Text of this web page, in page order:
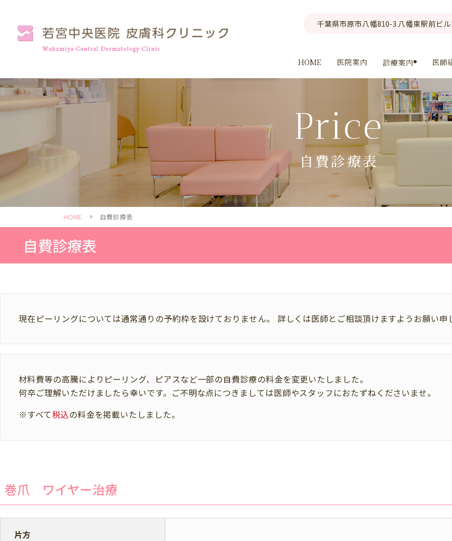
千葉県市原市八幡810-3 八幡東駅前ビ
HOME 医院案内 診療案内 医師
自費診療表
Price
HOME 自費診療表
自費診療表
現在ピーリングについては通常通りの予約枠を設けておりません。 詳しくは医師とご相談頂けますようお願い申
材料費等の高騰によりピーリング、ピアスなど一部の自費診療の料金を変更いたしました。
何卒ご理解いただけましたら幸いです。ご不明な点につきましては医師やスタッフにおたずねくださいませ。
※すべて税込の料金を掲載いたしました。
巻爪 ワイヤー治療
片方